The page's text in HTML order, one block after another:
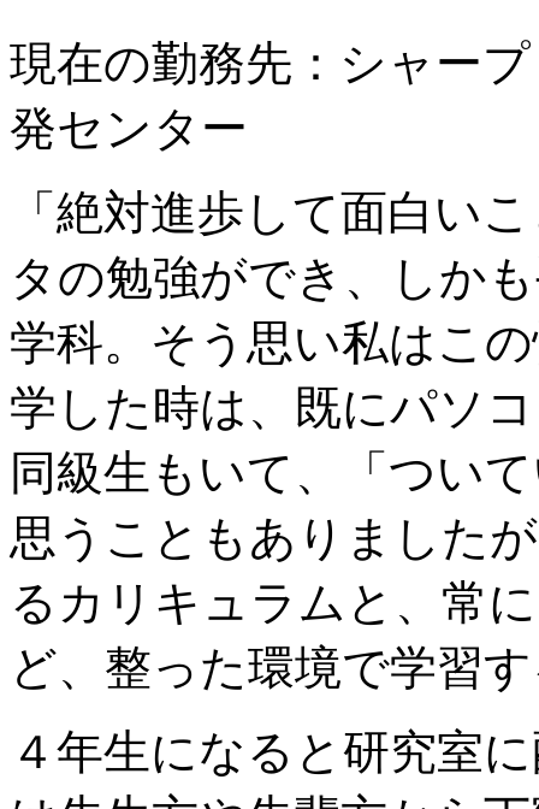
現在の勤務先：シャー
発センター
「絶対進歩して面白い
タの勉強ができ、しか
学科。そう思い私はこ
学した時は、既にパソ
同級生もいて、「つい
思うこともありました
るカリキュラムと、常
ど、整った環境で学習
４年生になると研究室